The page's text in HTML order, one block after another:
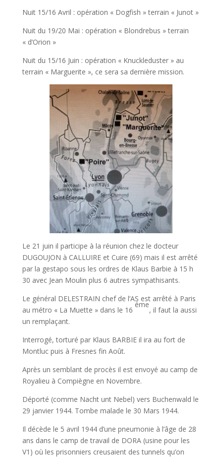
Nuit 15/16 Avril : opération « Dogfish » terrain « Junot »
Nuit du 19/20 Mai : opération « Blondrebus » terrain
« d’Orion »
Nuit du 15/16 Juin : opération « Knuckleduster » au
terrain « Marguerite », ce sera sa dernière mission.
Le 21 juin il participe à la réunion chez le docteur
DUGOUJON à CALLUIRE et Cuire (69) mais il est arrêté
par la gestapo sous les ordres de Klaus Barbie à 15 h
30 avec Jean Moulin plus 6 autres sympathisants.
Le général DELESTRAIN chef de l’AS est arrêté à Paris
au métro « La Muette » dans le 16
éme
, il faut la aussi
un remplaçant.
Interrogé, torturé par Klaus BARBIE il ira au fort de
Montluc puis à Fresnes fin Août.
Après un semblant de procès il est envoyé au camp de
Royalieu à Compiègne en Novembre.
Déporté (comme Nacht unt Nebel) vers Buchenwald le
29 janvier 1944. Tombe malade le 30 Mars 1944.
Il décède le 5 avril 1944 d’une pneumonie à l’âge de 28
ans dans le camp de travail de DORA (usine pour les
V1) où les prisonniers creusaient des tunnels qu’on